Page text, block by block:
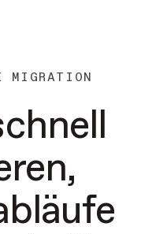
MIGRATION